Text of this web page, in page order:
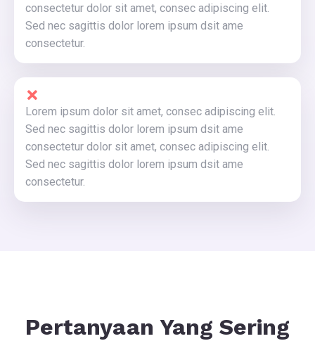
consectetur dolor sit amet, consec adipiscing elit.
Sed nec sagittis dolor lorem ipsum dsit ame
consectetur.
Lorem ipsum dolor sit amet, consec adipiscing elit.
Sed nec sagittis dolor lorem ipsum dsit ame
consectetur dolor sit amet, consec adipiscing elit.
Sed nec sagittis dolor lorem ipsum dsit ame
consectetur.
Pertanyaan Yang Sering